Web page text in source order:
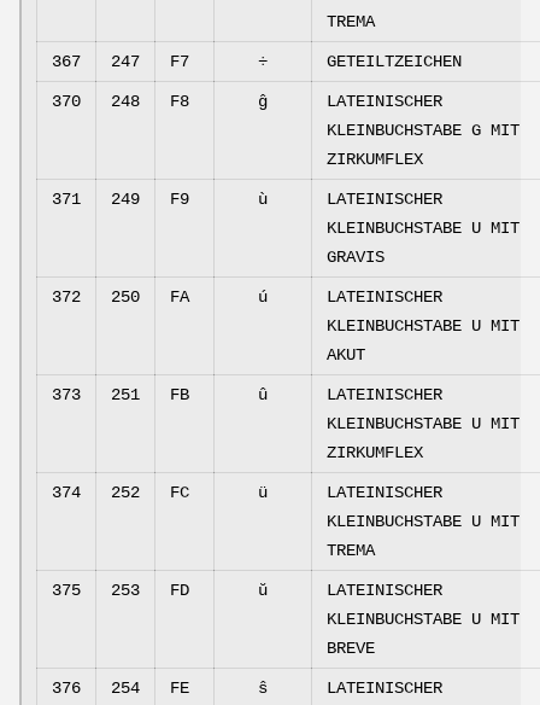
TREMA
367 247 F7 ÷ GETEILTZEICHEN
370 248 F8 ĝ
LATEINISCHER
KLEINBUCHSTABE G MIT
ZIRKUMFLEX
371 249 F9 ù
LATEINISCHER
KLEINBUCHSTABE U MIT
GRAVIS
372 250 FA ú
LATEINISCHER
KLEINBUCHSTABE U MIT
AKUT
373 251 FB û
LATEINISCHER
KLEINBUCHSTABE U MIT
ZIRKUMFLEX
374 252 FC ü
LATEINISCHER
KLEINBUCHSTABE U MIT
TREMA
375 253 FD ŭ
LATEINISCHER
KLEINBUCHSTABE U MIT
BREVE
376 254 FE ŝ
LATEINISCHER